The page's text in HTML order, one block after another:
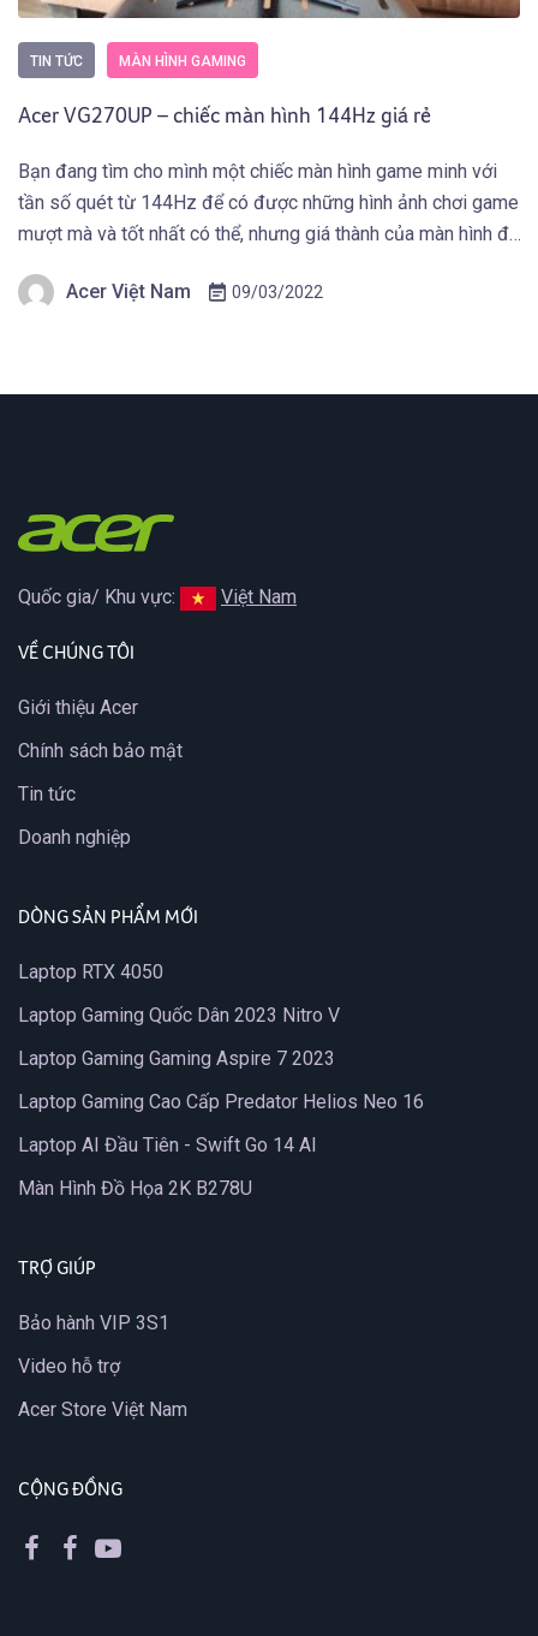
TIN TỨC MÀN HÌNH GAMING
Acer VG270UP – chiếc màn hình 144Hz giá rẻ
Bạn đang tìm cho mình một chiếc màn hình game minh với
tần số quét từ 144Hz để có được những hình ảnh chơi game
mượt mà và tốt nhất có thể, nhưng giá thành của màn hình đó
đáp ứng được […]
Acer Việt Nam 09/03/2022
Quốc gia/ Khu vực: Việt Nam
VỀ CHÚNG TÔI
Giới thiệu Acer
Chính sách bảo mật
Tin tức
Doanh nghiệp
DÒNG SẢN PHẨM MỚI
Laptop RTX 4050
Laptop Gaming Quốc Dân 2023 Nitro V
Laptop Gaming Gaming Aspire 7 2023
Laptop Gaming Cao Cấp Predator Helios Neo 16
Laptop AI Đầu Tiên - Swift Go 14 AI
Màn Hình Đồ Họa 2K B278U
TRỢ GIÚP
Bảo hành VIP 3S1
Video hỗ trợ
Acer Store Việt Nam
CỘNG ĐỒNG